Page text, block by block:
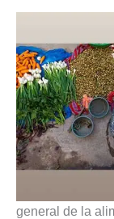
general de la